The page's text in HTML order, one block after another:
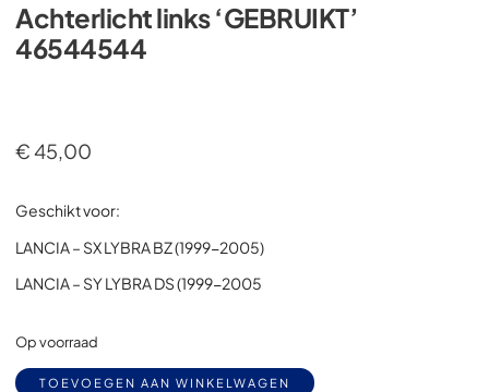
Achterlicht links ‘GEBRUIKT’
46544544
€45,00
Geschikt voor:
LANCIA – SX LYBRA BZ (1999-2005)
LANCIA – SY LYBRA DS (1999-2005
Op voorraad
TOEVOEGEN AAN WINKELWAGEN